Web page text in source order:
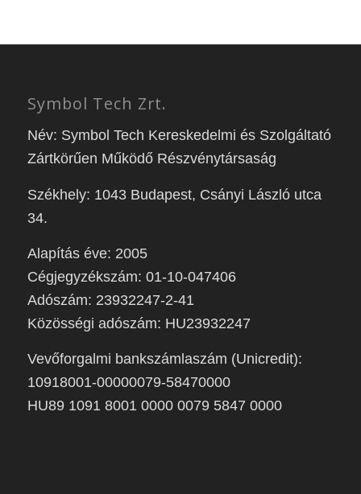
Symbol Tech Zrt.
Név: Symbol Tech Kereskedelmi és Szolgáltató
Zártkörűen Működő Részvénytársaság
Székhely: 1043 Budapest, Csányi László utca
34.
Alapítás éve: 2005
Cégjegyzékszám: 01-10-047406
Adószám: 23932247-2-41
Közösségi adószám: HU23932247
Vevőforgalmi bankszámlaszám (Unicredit):
10918001-00000079-58470000
HU89 1091 8001 0000 0079 5847 0000